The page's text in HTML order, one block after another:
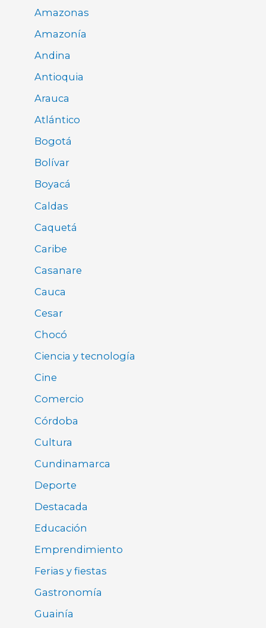
Amazonas
Amazonía
Andina
Antioquia
Arauca
Atlántico
Bogotá
Bolívar
Boyacá
Caldas
Caquetá
Caribe
Casanare
Cauca
Cesar
Chocó
Ciencia y tecnología
Cine
Comercio
Córdoba
Cultura
Cundinamarca
Deporte
Destacada
Educación
Emprendimiento
Ferias y fiestas
Gastronomía
Guainía